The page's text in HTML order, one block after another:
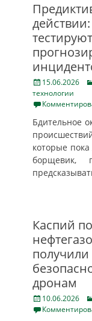
Posted
on
15.06.2026
технологии
Бдительное
которые
борщевик,
Каспий
дронам
Posted
on
10.06.2026